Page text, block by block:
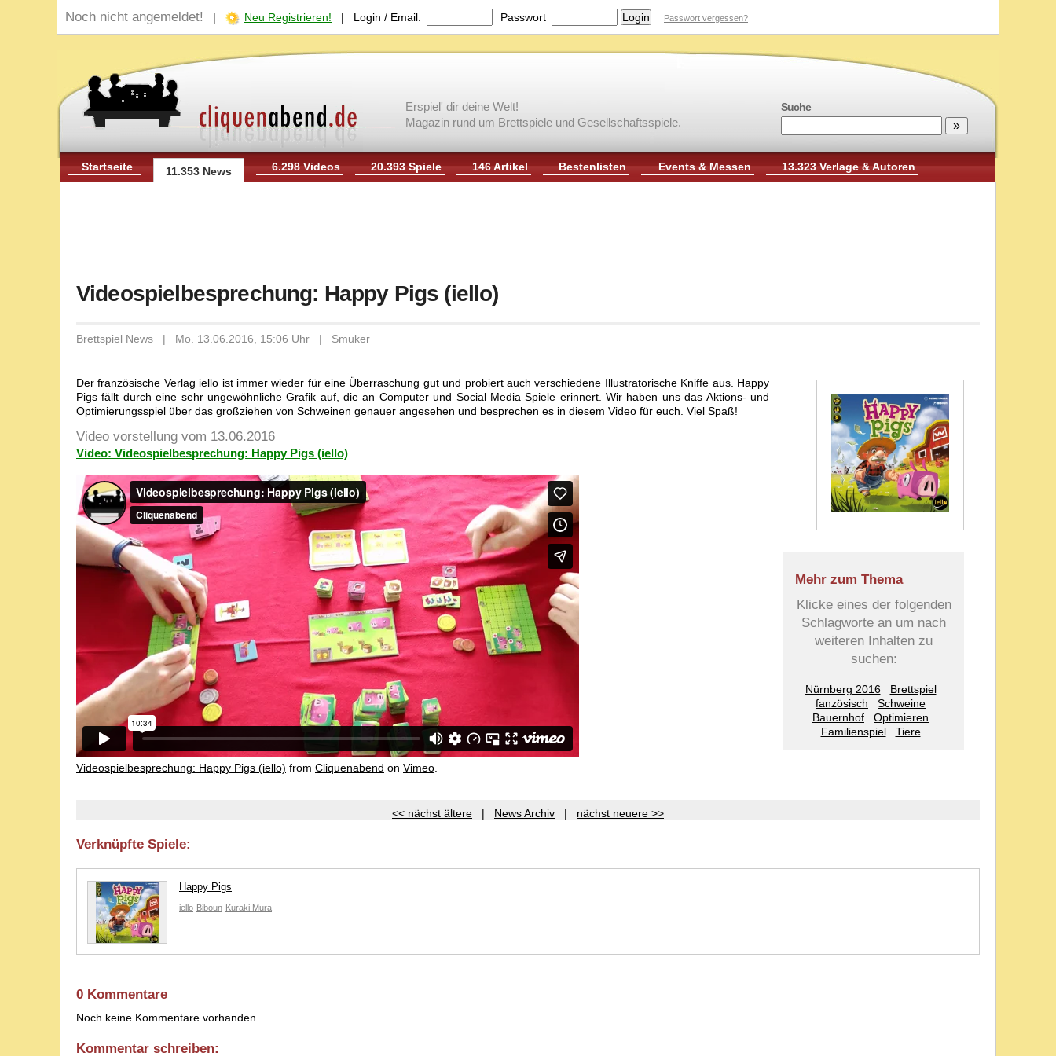
Noch nicht angemeldet! | Neu Registrieren! | Login / Email: Passwort Passwort vergessen?
Suche
Erspiel' dir deine Welt!
Magazin rund um Brettspiele und Gesellschaftsspiele.
Startseite 11.353 News 6.298 Videos 20.393 Spiele 146 Artikel Bestenlisten Events & Messen 13.323 Verlage & Autoren
Videospielbesprechung: Happy Pigs (iello)
Brettspiel News | Mo. 13.06.2016, 15:06 Uhr | Smuker
Mehr zum Thema
Klicke eines der folgenden
Schlagworte an um nach
weiteren Inhalten zu
suchen:
Nürnberg 2016
Brettspiel
fanzösisch
Schweine
Bauernhof
Optimieren
Familienspiel
Tiere
Der französische Verlag iello ist immer wieder für eine Überraschung gut und probiert auch verschiedene Illustratorische Kniffe aus. Happy
Pigs fällt durch eine sehr ungewöhnliche Grafik auf, die an Computer und Social Media Spiele erinnert. Wir haben uns das Aktions- und
Optimierungsspiel über das großziehen von Schweinen genauer angesehen und besprechen es in diesem Video für euch. Viel Spaß!
Video vorstellung vom 13.06.2016
Video: Videospielbesprechung: Happy Pigs (iello)
Videospielbesprechung: Happy Pigs (iello) from Cliquenabend on Vimeo
<< nächst ältere | News Archiv | nächst neuere >>
Verknüpfte Spiele:
Happy Pigs
iello Biboun Kuraki Mura
0 Kommentare
Noch keine Kommentare vorhanden
Kommentar schreiben: